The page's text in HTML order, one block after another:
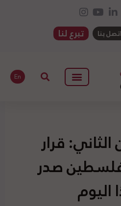
اتصل بنا تبرع لنا
En
الثاني: قرار
صدر